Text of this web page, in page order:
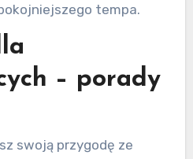
tempa.
– porady
swoją przygodę ze